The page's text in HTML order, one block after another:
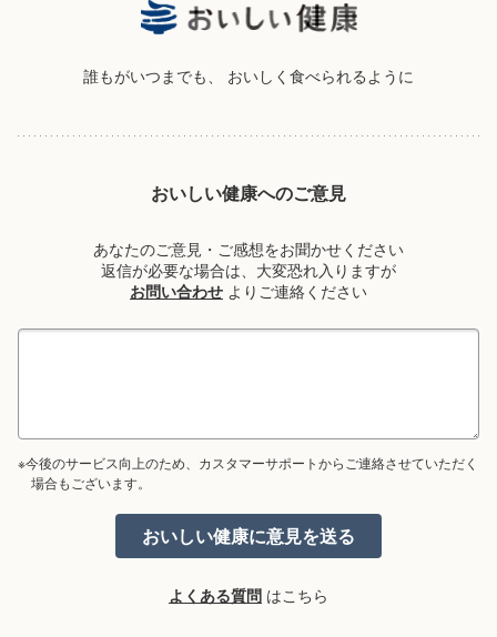
誰もがいつまでも、 おいしく食べられるように
おいしい健康へのご意見
あなたのご意見・ご感想をお聞かせください
返信が必要な場合は、大変恐れ入りますが
お問い合わせ よりご連絡ください
※今後のサービス向上のため、カスタマーサポートからご連絡させていただく
場合もございます。
よくある質問 はこちら